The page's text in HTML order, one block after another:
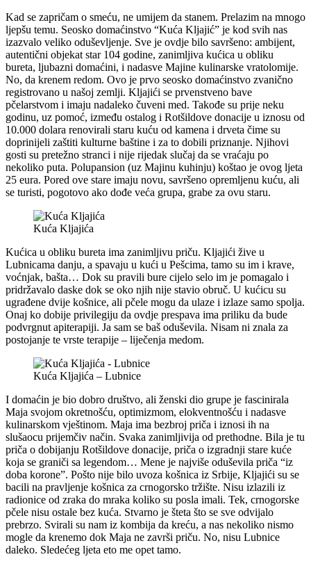
Kad se zapričam o smeću, ne umijem da stanem. Prelazim na mnogo
ljepšu temu. Seosko domaćinstvo “Kuća Kljajić” je kod svih nas
izazvalo veliko oduševljenje. Sve je ovdje bilo savršeno: ambijent,
autentični objekat star 104 godine, zanimljiva kućica u obliku
bureta, ljubazni domaćini, i nadasve Majine kulinarske vratolomije.
No, da krenem redom. Ovo je prvo seosko domaćinstvo zvanično
registrovano u našoj zemlji. Kljajići se prvenstveno bave
pčelarstvom i imaju nadaleko čuveni med. Takođe su prije neku
godinu, uz pomoć, između ostalog i Rotšildove donacije u iznosu od
10.000 dolara renovirali staru kuću od kamena i drveta čime su
doprinijeli zaštiti kulturne baštine i za to dobili priznanje. Njihovi
gosti su pretežno stranci i nije rijedak slučaj da se vraćaju po
nekoliko puta. Polupansion (uz Majinu kuhinju) koštao je ovog ljeta
25 eura. Pored ove stare imaju novu, savršeno opremljenu kuću, ali
se turisti, pogotovo ako dođe veća grupa, grabe za ovu staru.
Kuća Kljajića
Kućica u obliku bureta ima zanimljivu priču. Kljajići žive u
Lubnicama danju, a spavaju u kući u Pešcima, tamo su im i krave,
voćnjak, bašta… Dok su pravili bure cijelo selo im je pomagalo i
pridržavalo daske dok se oko njih nije stavio obruč. U kućicu su
ugrađene dvije košnice, ali pčele mogu da ulaze i izlaze samo spolja.
Onaj ko dobije privilegiju da ovdje prespava ima priliku da bude
podvrgnut apiterapiji. Ja sam se baš oduševila. Nisam ni znala za
postojanje te vrste terapije – liječenja medom.
Kuća Kljajića – Lubnice
I domaćin je bio dobro društvo, ali ženski dio grupe je fascinirala
Maja svojom okretnošću, optimizmom, elokventnošću i nadasve
kulinarskom vještinom. Maja ima bezbroj priča i iznosi ih na
slušaocu prijemčiv način. Svaka zanimljivija od prethodne. Bila je tu
priča o dobijanju Rotšildove donacije, priča o izgradnji stare kuće
koja se graniči sa legendom… Mene je najviše oduševila priča “iz
doba korone”. Pošto nije bilo uvoza košnica iz Srbije, Kljajići su se
bacili na pravljenje košnica za crnogorsko tržište. Nisu izlazili iz
radionice od zraka do mraka koliko su posla imali. Tek, crnogorske
pčele nisu ostale bez kuća. Stvarno je šteta što se sve odvijalo
prebrzo. Svirali su nam iz kombija da kreću, a nas nekoliko nismo
mogle da krenemo dok Maja ne završi priču. No, nisu Lubnice
daleko. Sledećeg ljeta eto me opet tamo.